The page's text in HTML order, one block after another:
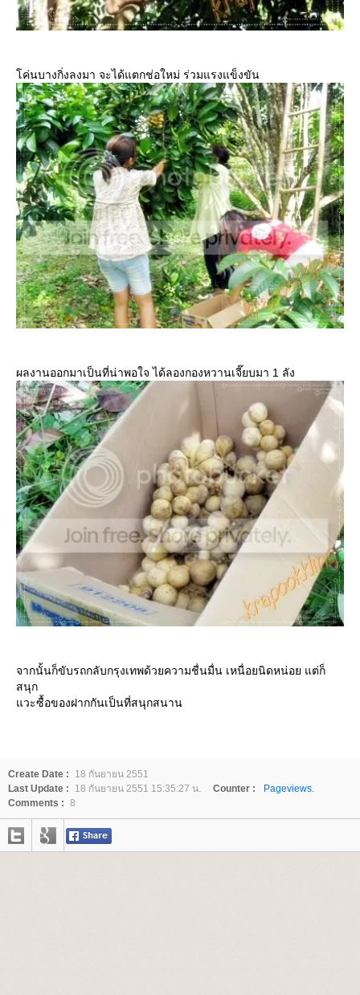
ค่นบางกิ่งลงมา จะได้แตกช่อใหม่ ร่วมแรงแข็งขัน
ผลงานออกมาเป็นที่น่าพอใจ ได้ลองกองหวานเจี๊ยบมา 1 ลัง
จากนั้นก็ขับรถกลับกรุงเทพด้วยความชื่นมื่น เหนื่อยนิดหน่อย แต่ก็
สนุก
วะซื้อของฝากกันเป็นที่สนุกสนาน
Create Date :
18 กันยายน 2551
Last Update :
18 กันยายน 2551 15:35:27 น. Counter :
Pageviews.
Comments : 8